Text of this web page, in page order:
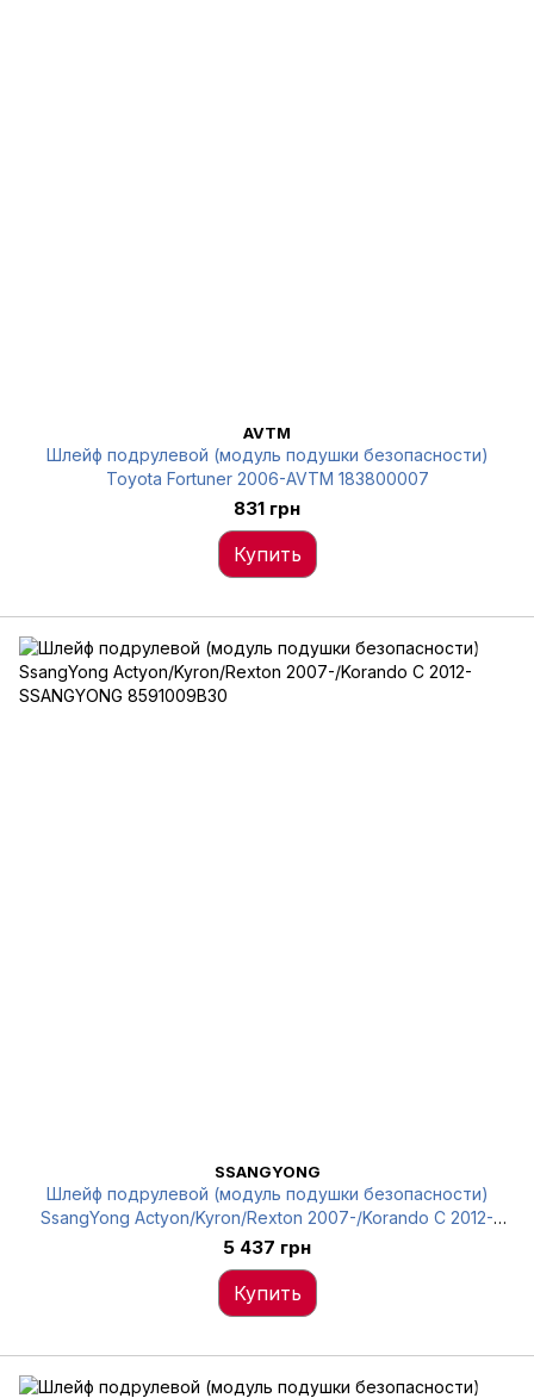
AVTM
Шлейф подрулевой (модуль подушки безопасности)
Toyota Fortuner 2006-AVTM 183800007
831 грн
Купить
SSANGYONG
Шлейф подрулевой (модуль подушки безопасности)
SsangYong Actyon/Kyron/Rexton 2007-/Korando C 2012-
SSANGYONG 8591009B30
5 437 грн
Купить